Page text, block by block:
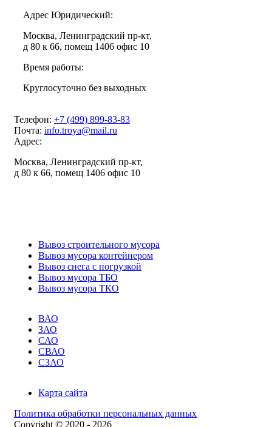
Адрес Юридический:
Москва, Ленинградский пр-кт,
д 80 к 66, помещ 1406 офис 10
Время работы:
Круглосуточно без выходных
Телефон: +7 (499) 899-83-83
Почта: info.troya@mail.ru
Адрес:
Москва, Ленинградский пр-кт,
д 80 к 66, помещ 1406 офис 10
Вывоз строительного мусора
Вывоз мусора контейнером
Вывоз снега с погрузкой
Вывоз мусора ТБО
Вывоз мусора ТКО
ВАО
ЗАО
САО
СВАО
СЗАО
Карта сайта
Политика обработки персональных данных
Copyright © 2020 - 2026